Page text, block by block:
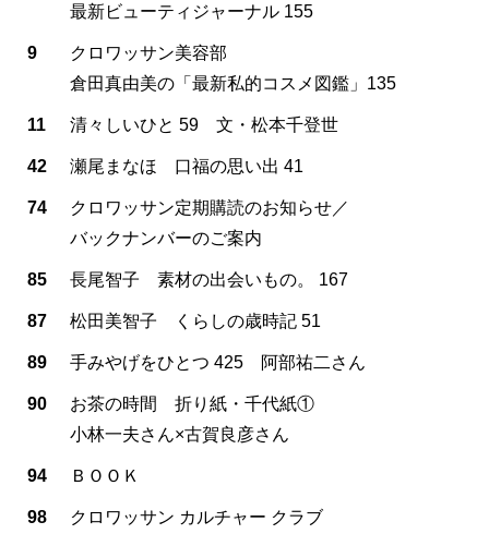
最新ビューティジャーナル 155
9
クロワッサン美容部
倉田真由美の「最新私的コスメ図鑑」135
11 清々しいひと 59 文・松本千登世
42 瀬尾まなほ 口福の思い出 41
74
クロワッサン定期購読のお知らせ／
バックナンバーのご案内
85 長尾智子 素材の出会いもの。 167
87 松田美智子 くらしの歳時記 51
89 手みやげをひとつ 425 阿部祐二さん
90
お茶の時間 折り紙・千代紙①
小林一夫さん×古賀良彦さん
94 ＢＯＯＫ
98 クロワッサン カルチャー クラブ